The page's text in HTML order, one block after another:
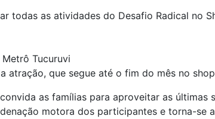
todas as atividades do Desafio Radical no
Tucuruvi
atração, que segue até o fim do mês no
as famílias para aproveitar as últimas
motora dos participantes e torna-se